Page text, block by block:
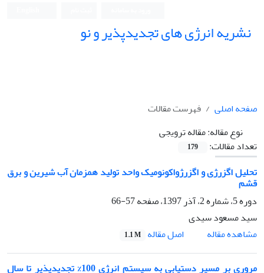
نشریه انرژی های تجدیدپذیر و نو
صفحه اصلی
فهرست مقالات
نوع مقاله:مقاله ترویجی
تعداد مقالات:
179
تحلیل اگزرژی و اگزرژواکونومیک واحد تولید همزمان آب شیرین و برق
قشم
دوره 5، شماره 2، آذر 1397، صفحه
57-66
سید مسعود سیدی
مشاهده مقاله
اصل مقاله 1.1 M
مروری بر مسیر دستیابی به سیستم انرژی 100% تجدیدپذیر تا سال